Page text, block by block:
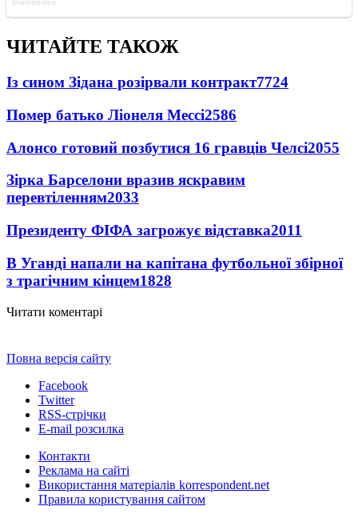
ЧИТАЙТЕ ТАКОЖ
Із сином Зідана розірвали контракт7724
Помер батько Ліонеля Мессі2586
Алонсо готовий позбутися 16 гравців Челсі2055
Зірка Барселони вразив яскравим
перевтіленням2033
Президенту ФІФА загрожує відставка2011
В Уганді напали на капітана футбольної збірної
з трагічним кінцем1828
Читати коментарі
Повна версія сайту
Facebook
Twitter
RSS-стрічки
E-mail розсилка
Контакти
Реклама на сайті
Використання матеріалів korrespondent.net
Правила користування сайтом